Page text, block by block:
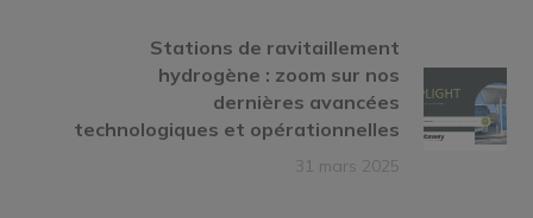
Stations de ravitaillement
hydrogène : zoom sur nos
dernières avancées
technologiques et opérationnelles
31 mars 2025